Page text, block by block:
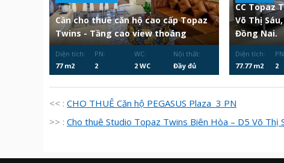
Cần cho thuê căn hộ cao cấp Topaz
Twins - Tầng cao view thoáng
Diện tích:
77 m2
PN:
2
WC:
2 WC
Nội thất:
Đầy đủ
CC Topaz
Võ Thị
Đồng Nai.
Diện tích:
77.77 m2
2
<< : CHO THUÊ Căn hộ PEGASUS Plaza 3 PN
>> : Cho thuê Studio Topaz Twins Biên Hòa – D5 Võ Thị